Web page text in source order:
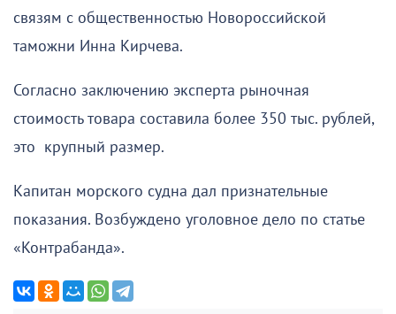
связям с общественностью Новороссийской
таможни Инна Кирчева.
Согласно заключению эксперта рыночная
стоимость товара составила более 350 тыс. рублей,
это крупный размер.
Капитан морского судна дал признательные
показания. Возбуждено уголовное дело по статье
«Контрабанда».